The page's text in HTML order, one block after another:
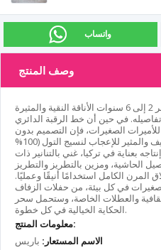
واتساب
وصف المنتج
يوفر فستان باريس للفتيات من عمر 2 إلى 6 سنوات الأناقة النقية والمثيرة
في حين أن خط الرقبة الدائري
الصغيرات، فإن التصميم بدون
أكمام يجمع بين الملمس الخفيف والمثير للإعجاب لنسيج التول (100%
بعناية في تركيا، غني بالتنانير ذات
الحاشية، ومزين بالتطريز والتطريز
المرن الكامل استخدامًا أنيقًا وعمليًا.
في كل بيئة، من حفلات الزفاف
والعطلات الخاصة، وستحمل سحر
الحكاية الخيالية في كل خطوة.
معلومات المنتج:
الاسم المستعار: باريس